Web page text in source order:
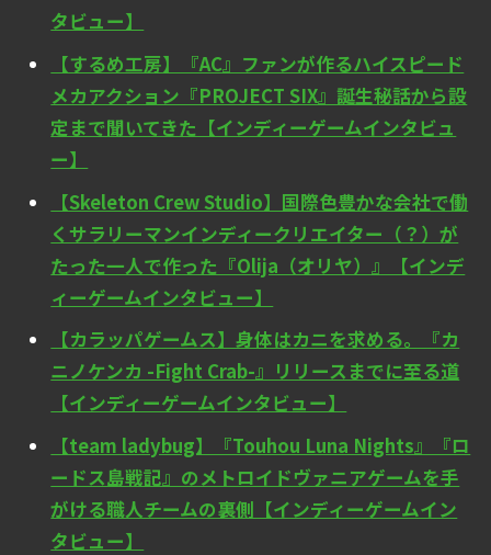
タビュー】
【するめ工房】『AC』ファンが作るハイスピード
メカアクション『PROJECT SIX』誕生秘話から設
定まで聞いてきた【インディーゲームインタビュ
ー】
【Skeleton Crew Studio】国際色豊かな会社で働
くサラリーマンインディークリエイター（？）が
たった一人で作った『Olija（オリヤ）』【インデ
ィーゲームインタビュー】
【カラッパゲームス】身体はカニを求める。『カ
ニノケンカ -Fight Crab-』リリースまでに至る道
【インディーゲームインタビュー】
【team ladybug】『Touhou Luna Nights』『ロ
ードス島戦記』のメトロイドヴァニアゲームを手
がける職人チームの裏側【インディーゲームイン
タビュー】